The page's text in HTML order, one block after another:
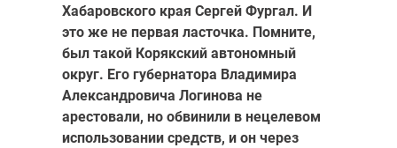
Хабаровского края Сергей Фургал. И
это же не первая ласточка. Помните,
был такой Корякский автономный
округ. Его губернатора Владимира
Александровича Логинова не
арестовали, но обвинили в нецелевом
использовании средств, и он через